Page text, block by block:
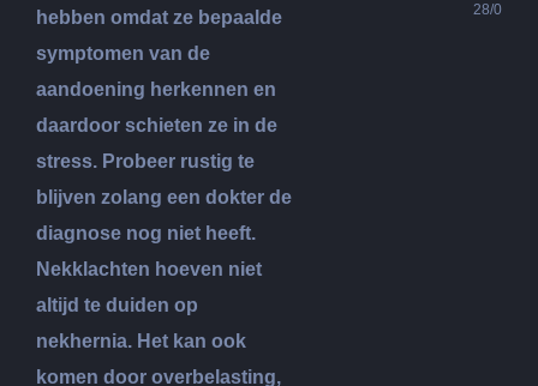
hebben omdat ze bepaalde
symptomen van de
aandoening herkennen en
daardoor schieten ze in de
stress. Probeer rustig te
blijven zolang een dokter de
diagnose nog niet heeft.
Nekklachten hoeven niet
altijd te duiden op
nekhernia. Het kan ook
komen door overbelasting,
28/06/